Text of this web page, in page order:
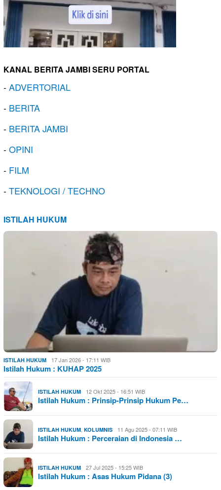
KANAL BERITA JAMBI SERU PORTAL
-ADVERTORIAL
- BERITA
- BERITA JAMBI
-OPINI
- FILM
-TEKNOLOGI / TECHNO
ISTILAH HUKUM
ISTILAH HUKUM 17 Jan 2026 - 17:11 WIB
Istilah Hukum : KUHAP 2025
ISTILAH HUKUM 12 Okt 2025 - 16:51 WIB
Istilah Hukum : Prinsip-Prinsip Hukum Pe…
ISTILAH HUKUM, KOLUMNIS 11 Agu 2025 - 07:11 WIB
Istilah Hukum : Perceraian di Indonesia …
ISTILAH HUKUM 27 Jul 2025 - 15:25 WIB
Istilah Hukum : Asas Hukum Pidana (3)